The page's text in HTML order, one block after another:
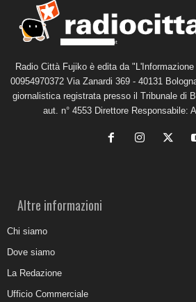
Radio Città Fujiko è edita da
00954970372 Via Zanardi 369 - 40131
giornalistica registrata presso il Tribunale di
aut. n° 4553 Direttore Responsabile:
Altre informazioni
Chi siamo
Dove siamo
La Redazione
Ufficio Commerciale